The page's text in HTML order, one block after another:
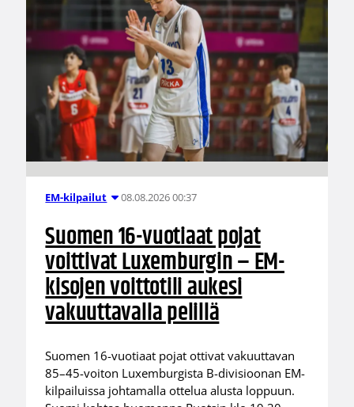
EM-kilpailut 08.08.2026 00:37
Suomen 16-vuotiaat pojat
voittivat Luxemburgin – EM-
kisojen voittotili aukesi
vakuuttavalla pelillä
Suomen 16-vuotiaat pojat ottivat vakuuttavan
85–45-voiton Luxemburgista B-divisioonan EM-
kilpailuissa johtamalla ottelua alusta loppuun.